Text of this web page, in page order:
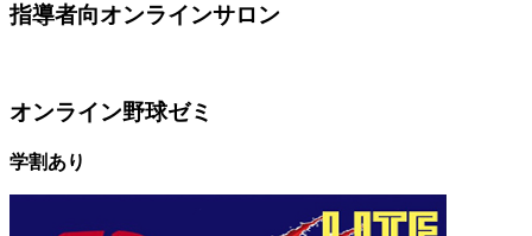
指導者向オンラインサロン
オンライン野球ゼミ
学割あり